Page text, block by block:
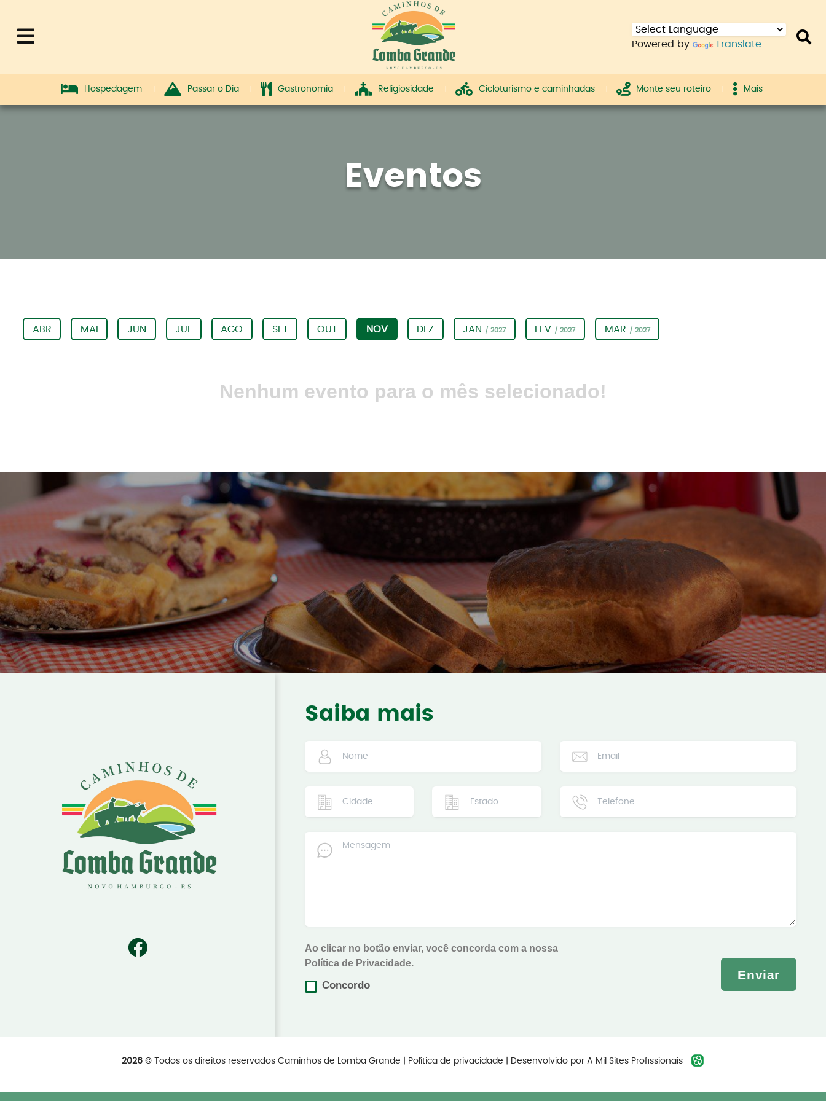
Powered by Translate
Hospedagem Passar o Dia Gastronomia Religiosidade Cicloturismo e caminhadas Monte seu roteiro Mais
Eventos
ABR MAI JUN JUL AGO SET OUT NOV DEZ JAN / 2027 FEV / 2027 MAR / 2027
Nenhum evento para o mês selecionado!
Saiba mais
Ao clicar no botão enviar, você concorda com a nossa
Política de Privacidade.
Concordo
Enviar
2026 © Todos os direitos reservados Caminhos de Lomba Grande | Política de privacidade | Desenvolvido por A Mil Sites Profissionais